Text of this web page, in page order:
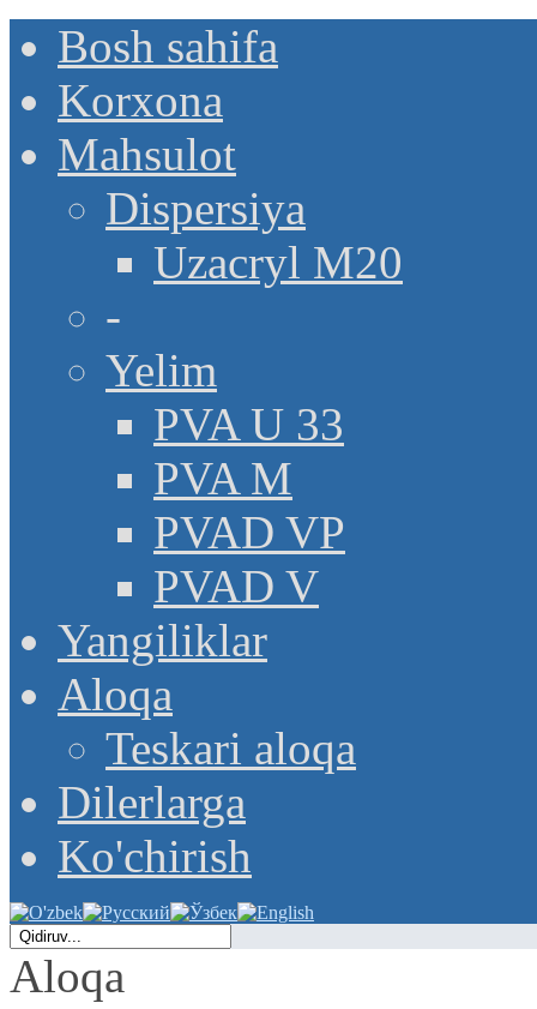
Bosh sahifa
Korxona
Mahsulot
Dispersiya
Uzacryl M20
-
Yelim
PVA U 33
PVA M
PVAD VP
PVAD V
Yangiliklar
Aloqa
Teskari aloqa
Dilerlarga
Ko'chirish
Aloqa